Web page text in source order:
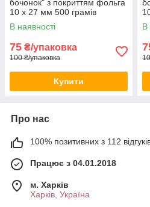
бочонок" з покриттям фольга
10 х 27 мм 500 грамів
В наявності
75 ₴/упаковка
100 ₴/упаковка
Купити
В
Про нас
100% позитивних з 112
Працює з 04.01.2018
м. Харків
Харків, Україна